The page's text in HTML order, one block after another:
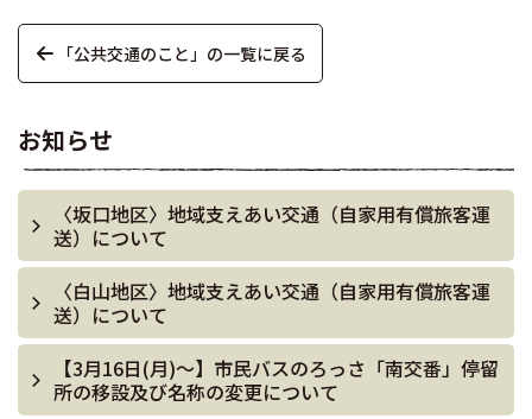
「公共交通のこと」の一覧に戻る
お知らせ
〈坂口地区〉地域支えあい交通（自家用有償旅客運
送）について
〈白山地区〉地域支えあい交通（自家用有償旅客運
送）について
【3月16日(月)～】市民バスのろっさ「南交番」停留
所の移設及び名称の変更について